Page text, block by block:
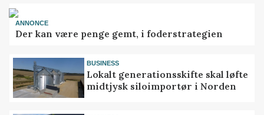
ANNONCE
Der kan være penge gemt, i foderstrategien
BUSINESS
Lokalt generationsskifte skal løfte
midtjysk siloimportør i Norden